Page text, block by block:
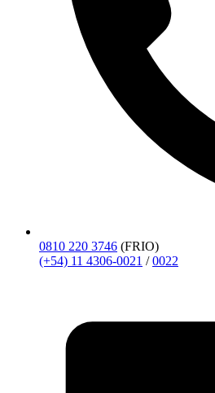
0810 220 3746 (FRIO)
(+54) 11 4306-0021 /0022